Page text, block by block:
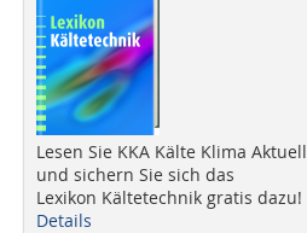
Lesen Sie KKA Kälte Klima Aktuell
und sichern Sie sich das
Lexikon Kältetechnik gratis dazu!
Details